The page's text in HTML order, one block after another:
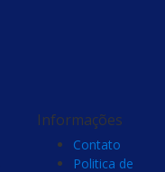
Informações
Contato
Politica de